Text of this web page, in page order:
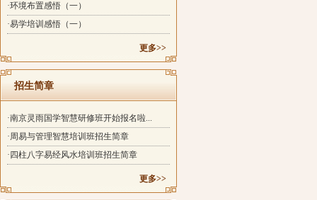
·环境布置感悟（一）
·易学培训感悟（一）
更多>>
招生简章
·南京灵雨国学智慧研修班开始报名啦...
·周易与管理智慧培训班招生简章
·四柱八字易经风水培训班招生简章
更多>>